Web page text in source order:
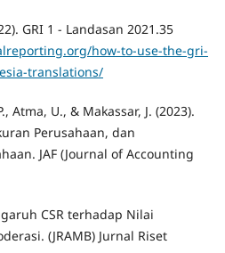
GRI 1 - Landasan 2021.35
how-to-use-the-gri-
translations/
Atma, U., & Makassar, J. (2023).
Perusahaan, dan
JAF (Journal of Accounting
CSR terhadap Nilai
(JRAMB) Jurnal Riset